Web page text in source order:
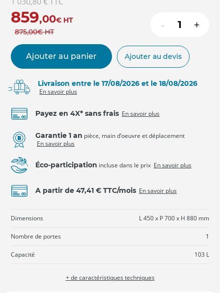
859,00€ HT
875,00€ HT
- +
Ajouter au panier Ajouter au devis
Livraison entre le 17/08/2026 et le 18/08/2026
En savoir plus
Payez en 4X* sans frais En savoir plus
Garantie 1 an pièce, main d’oeuvre et déplacement
En savoir plus
Éco-participation incluse dans le prix En savoir plus
A partir de 47,41 € TTC/mois En savoir plus
Dimensions L 450 x P 700 x H 880 mm
Nombre de portes 1
Capacité 103 L
+ de caractéristiques techniques